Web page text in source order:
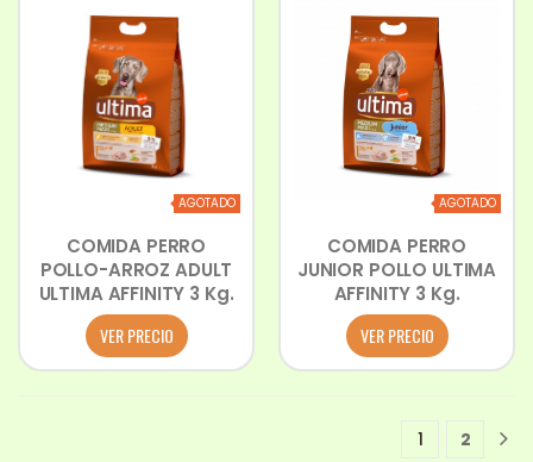
AGOTADO
COMIDA PERRO
POLLO-ARROZ ADULT
ULTIMA AFFINITY 3 Kg.
VER PRECIO
AGOTADO
COMIDA PERRO
JUNIOR POLLO ULTIMA
AFFINITY 3 Kg.
VER PRECIO
11 2